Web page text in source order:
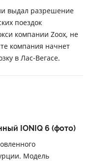
выдал разрешение
поездок
компании Zoox, не
компания начнет
в Лас-Вегасе.
IONIQ 6 (фото)
Модель